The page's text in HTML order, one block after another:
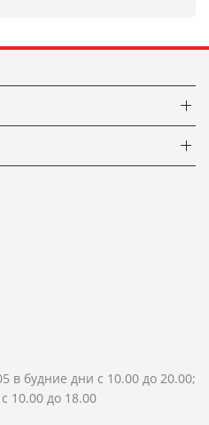
в будние дни с 10.00 до 20.00;
10.00 до 18.00